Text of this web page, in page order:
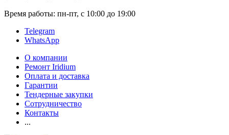
Время работы: пн-пт, с 10:00 до 19:00
Telegram
WhatsApp
О компании
Ремонт Iridium
Оплата и доставка
Гарантии
Тендерные закупки
Сотрудничество
Контакты
...